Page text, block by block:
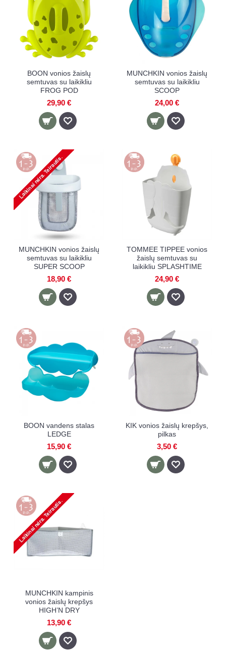
BOON vonios žaislų
semtuvas su laikikliu
FROG POD
29,90 €
MUNCHKIN vonios žaislų
semtuvas su laikikliu
SCOOP
24,00 €
MUNCHKIN vonios žaislų
semtuvas su laikikliu
SUPER SCOOP
18,90 €
TOMMEE TIPPEE vonios
žaislų semtuvas su
laikikliu SPLASHTIME
24,90 €
BOON vandens stalas
LEDGE
15,90 €
KIK vonios žaislų krepšys,
pilkas
3,50 €
MUNCHKIN kampinis
vonios žaislų krepšys
HIGH’N DRY
13,90 €